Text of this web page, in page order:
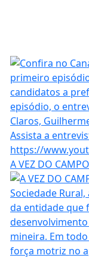
A VEZ DO